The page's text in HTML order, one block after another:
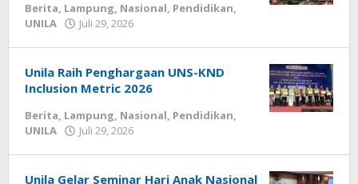
Berita, Lampung, Nasional, Pendidikan,
UNILA
Juli 29, 2026
Unila Raih Penghargaan UNS-KND
Inclusion Metric 2026
Berita, Lampung, Nasional, Pendidikan,
UNILA
Juli 29, 2026
Unila Gelar Seminar Hari Anak Nasional